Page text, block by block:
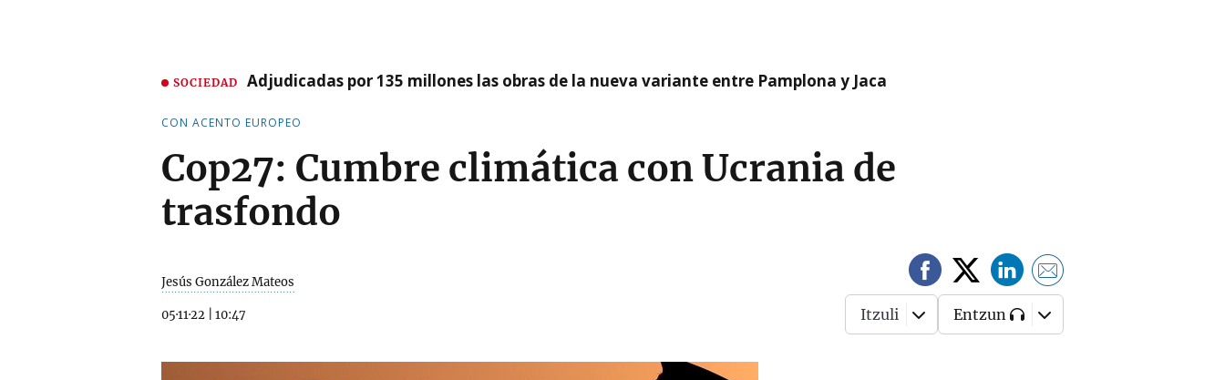
SOCIEDAD Adjudicadas por 135 millones las obras de la nueva variante entre Pamplona y Jaca
CON ACENTO EUROPEO
Cop27: Cumbre climática con Ucrania de
trasfondo
Jesús González Mateos
05·11·22 10:47 Itzuli Entzun